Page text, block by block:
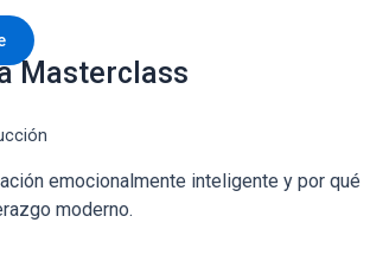
Masterclass
emocionalmente inteligente y por qué
moderno.